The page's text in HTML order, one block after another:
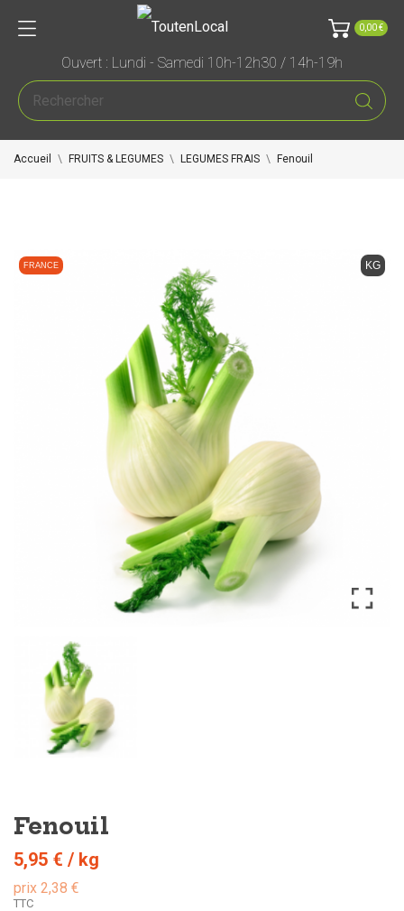
0,00 €
Ouvert : Lundi - Samedi 10h-12h30 / 14h-19h
Accueil FRUITS & LEGUMES LEGUMES FRAIS Fenouil
FRANCE KG
Fenouil
5,95 € / kg
prix 2,38 €
TTC